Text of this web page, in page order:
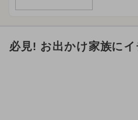
必見! お出かけ家族に